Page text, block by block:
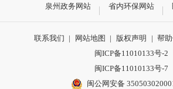
泉州政务网站 省内环保网站
联系我们 | 网站地图 | 版权声明 | 帮
闽ICP备11010133号-2
闽ICP备11010133号-7
闽公网安备